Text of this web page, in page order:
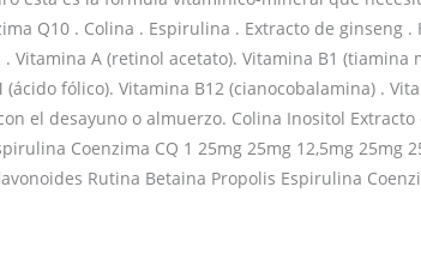
Q10 . Colina . Espirulina . Extracto de
Vitamina A (retinol acetato). Vitamina B1
fólico). Vitamina B12 (cianocobalamina) .
el desayuno o almuerzo. Colina Inositol
Coenzima CQ 1 25mg 25mg 12,5mg
Rutina Betaina Propolis Espirulina